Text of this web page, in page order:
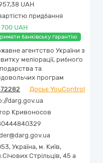
UAH
придбання
700 UAH
банківську гарантію
агентство України з
меліорації, рибного
та
програм
Досьє YouControl
darg.gov.ua
Кривоносов
Україна, м. Київ,
Стрільців, 45 а